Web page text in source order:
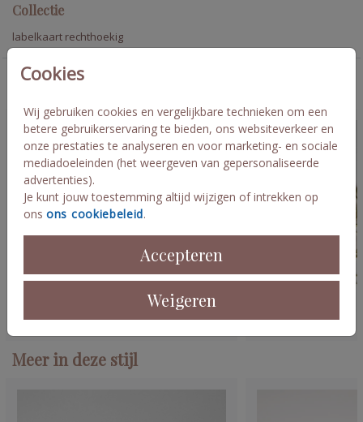
Cookies
Wij gebruiken cookies en vergelijkbare technieken om een
betere gebruikerservaring te bieden, ons websiteverkeer en
onze prestaties te analyseren en voor marketing- en sociale
mediadoeleinden (het weergeven van gepersonaliseerde
advertenties).
Je kunt jouw toestemming altijd wijzigen of intrekken op
ons ons cookiebeleid.
Accepteren
Weigeren
Collectie
labelkaart rechthoekig
Meer in deze stijl